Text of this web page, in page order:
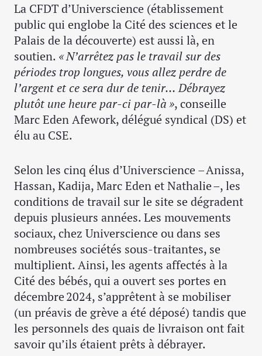
La CFDT d’Universcience (établissement
public qui englobe la Cité des sciences et le
Palais de la découverte) est aussi là, en
soutien. « N’arrêtez pas le travail sur des
périodes trop longues, vous allez perdre de
l’argent et ce sera dur de tenir… Débrayez
plutôt une heure par-ci par-là », conseille
Marc Eden Afework, délégué syndical (DS) et
élu au CSE.
Selon les cinq élus d’Universcience – Anissa,
Hassan, Kadija, Marc Eden et Nathalie –, les
conditions de travail sur le site se dégradent
depuis plusieurs années. Les mouvements
sociaux, chez Universcience ou dans ses
nombreuses sociétés sous-traitantes, se
multiplient. Ainsi, les agents affectés à la
Cité des bébés, qui a ouvert ses portes en
décembre 2024, s’apprêtent à se mobiliser
(un préavis de grève a été déposé) tandis que
les personnels des quais de livraison ont fait
savoir qu’ils étaient prêts à débrayer.